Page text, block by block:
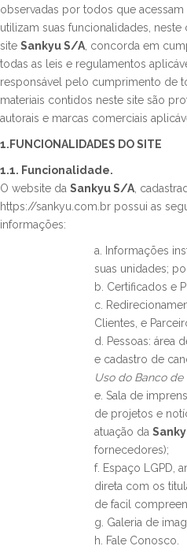
observadas por todos que acessam
utilizam suas funcionalidades, neste
site Sankyu S/A , concorda em
todas as leis e regulamentos
responsável pelo cumprimento de
materiais contidos neste site são
autorais e marcas comerciais
1.FUNCIONALIDADES DO SITE
1.1. Funcionalidade.
O website da Sankyu S/A ,
https://sankyu.com.br possui as
informações:
a. Informações
suas unidades;
b. Certificados e
c.
Clientes, e
d. Pessoas: área
e cadastro de
Uso do Banco de
e. Sala de
de projetos e
atuação da
fornecedores);
f. Espaço LGPD,
direta com os
de facil
g. Galeria de
h. Fale Conosco.